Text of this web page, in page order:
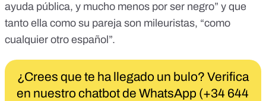
ayuda pública, y mucho menos por ser negro” y que
tanto ella como su pareja son mileuristas, “como
cualquier otro español”.
¿Crees que te ha llegado un bulo? Verifica
en nuestro chatbot de WhatsApp (+34 644